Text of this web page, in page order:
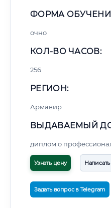
ФОРМА
очно
КОЛ-ВО ЧАСОВ:
256
РЕГИОН:
Армавир
ВЫДАВАЕМЫЙ
диплом о
Узнать цену
Задать вопрос в Telegram